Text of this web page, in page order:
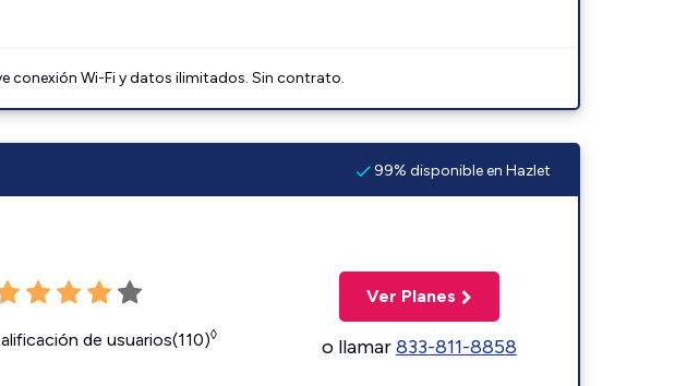
conexión Wi-Fi y datos ilimitados. Sin contrato.
99% disponible en Hazlet
de usuarios(110)◊
Ver Planes
o llamar833-811-8858